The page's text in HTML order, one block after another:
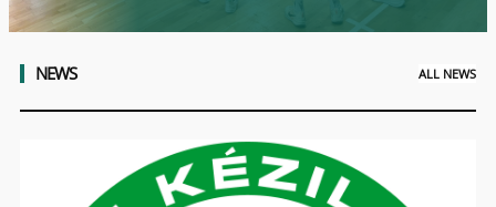
NEWS ALL NEWS